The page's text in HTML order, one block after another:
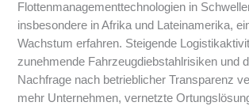
Flottenmanagementtechnologien in
insbesondere in Afrika und Lateinamerika,
Wachstum erfahren. Steigende
zunehmende Fahrzeugdiebstahlrisiken und
Nachfrage nach betrieblicher Transparenz
mehr Unternehmen, vernetzte